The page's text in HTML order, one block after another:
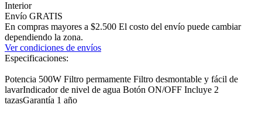
Interior
Envío GRATIS
En compras mayores a $2.500 El costo del envío puede cambiar
dependiendo la zona.
Ver condiciones de envíos
Especificaciones:
Potencia 500W Filtro permamente Filtro desmontable y fácil de
lavarIndicador de nivel de agua Botón ON/OFF Incluye 2
tazasGarantía 1 año